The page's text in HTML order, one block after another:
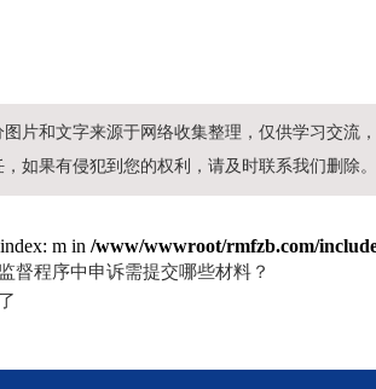
片和文字来源于网络收集整理，仅供学习交流
如果有侵犯到您的权利，请及时联系我们删除。
m in /www/wwwroot/rmfzb.com/
督程序中申诉需提交哪些材料？